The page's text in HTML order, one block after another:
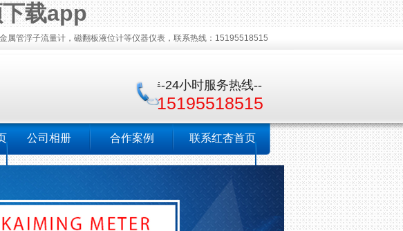
载app
，金属管浮子流量计，磁翻板液位计等仪器仪表，联系热线：15195518515
--24小时服务热线--
15195518515
公司相册 合作案例 联系红杏首页